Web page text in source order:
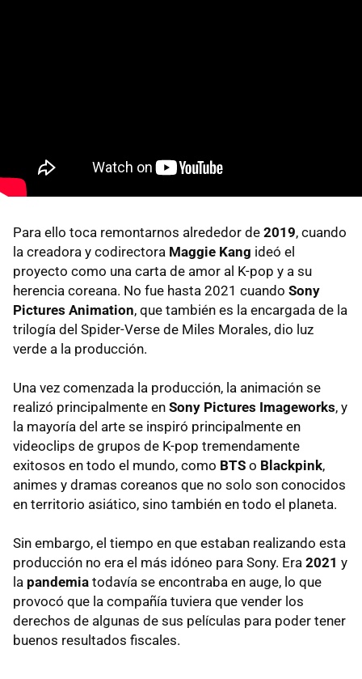
Para ello toca remontarnos alrededor de 2019, cuando
la creadora y codirectora Maggie Kang ideó el
proyecto como una carta de amor al K-pop y a su
herencia coreana. No fue hasta 2021 cuando Sony
Pictures Animation, que también es la encargada de la
trilogía del Spider-Verse de Miles Morales, dio luz
verde a la producción.
Una vez comenzada la producción, la animación se
realizó principalmente en Sony Pictures Imageworks, y
la mayoría del arte se inspiró principalmente en
videoclips de grupos de K-pop tremendamente
exitosos en todo el mundo, como BTS o Blackpink,
animes y dramas coreanos que no solo son conocidos
en territorio asiático, sino también en todo el planeta.
Sin embargo, el tiempo en que estaban realizando esta
producción no era el más idóneo para Sony. Era 2021 y
la pandemia todavía se encontraba en auge, lo que
provocó que la compañía tuviera que vender los
derechos de algunas de sus películas para poder tener
buenos resultados fiscales.